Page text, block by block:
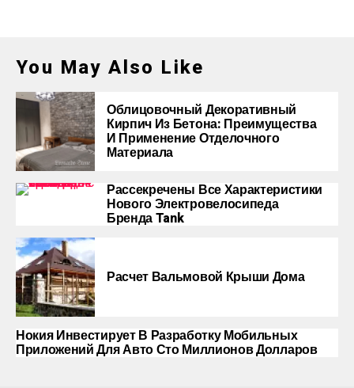
You May Also Like
Облицовочный Декоративный
Кирпич Из Бетона: Преимущества
И Применение Отделочного
Материала
Рассекречены Все Характеристики
Нового Электровелосипеда
Бренда Tank
Расчет Вальмовой Крыши Дома
Нокия Инвестирует В Разработку Мобильных
Приложений Для Авто Сто Миллионов Долларов